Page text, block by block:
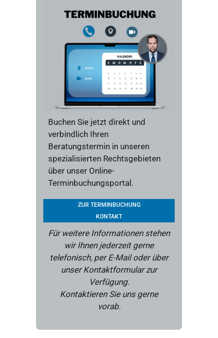
Buchen Sie jetzt direkt und
verbindlich Ihren
Beratungstermin in unseren
spezialisierten Rechtsgebieten
über unser Online-
Terminbuchungsportal.
ZUR TERMINBUCHUNG
KONTAKT
Für weitere Informationen stehen
wir Ihnen jederzeit gerne
telefonisch, per E-Mail oder über
unser Kontaktformular zur
Verfügung.
Kontaktieren Sie uns gerne
vorab.